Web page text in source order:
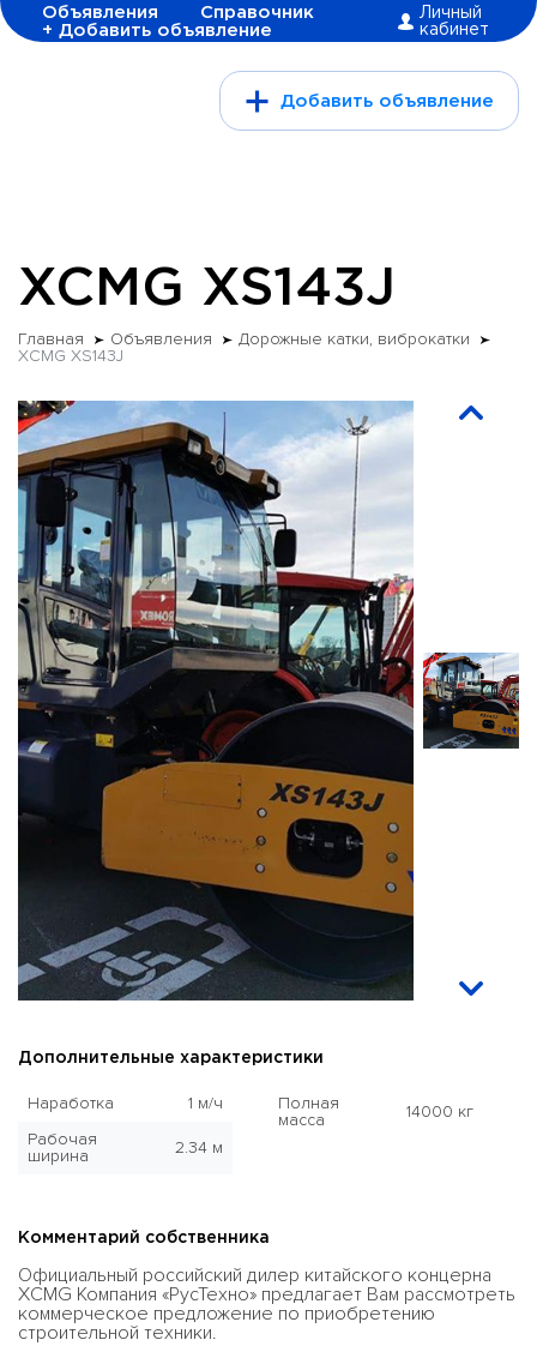
Объявления
Справочник
+ Добавить объявление
Личный
кабинет
Добавить объявление
XCMG XS143J
Главная Объявления
Дорожные катки, виброкатки
XCMG XS143J
Дополнительные характеристики
Наработка
1 м/ч
Рабочая
ширина
2.34 м
Полная
масса
14000 кг
Комментарий собственника
Официальный российский дилер китайского концерна
XCMG Компания «РусТехно» предлагает Вам рассмотреть
коммерческое предложение по приобретению
строительной техники.